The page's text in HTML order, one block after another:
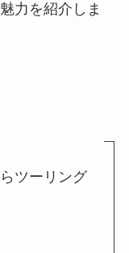
力を紹介しま
ツーリング